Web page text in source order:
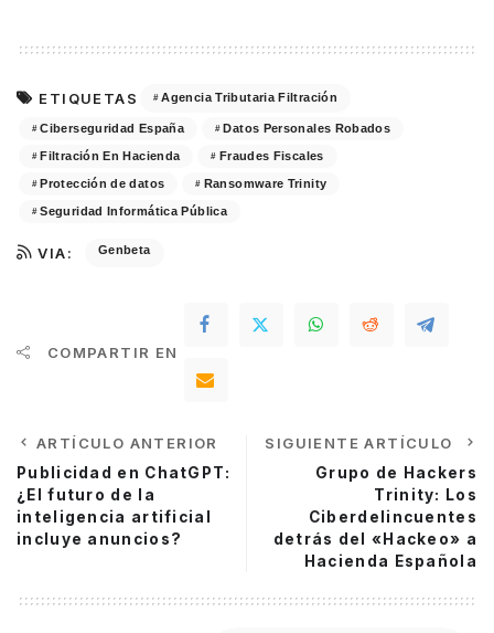
ETIQUETAS Agencia Tributaria Filtración
Ciberseguridad España Datos Personales Robados
Filtración En Hacienda Fraudes Fiscales
Protección de datos Ransomware Trinity
Seguridad Informática Pública
VIA: Genbeta
COMPARTIR EN
ARTÍCULO ANTERIOR
Publicidad en ChatGPT:
¿El futuro de la
inteligencia artificial
incluye anuncios?
SIGUIENTE ARTÍCULO
Grupo de Hackers
Trinity: Los
Ciberdelincuentes
detrás del «Hackeo» a
Hacienda Española